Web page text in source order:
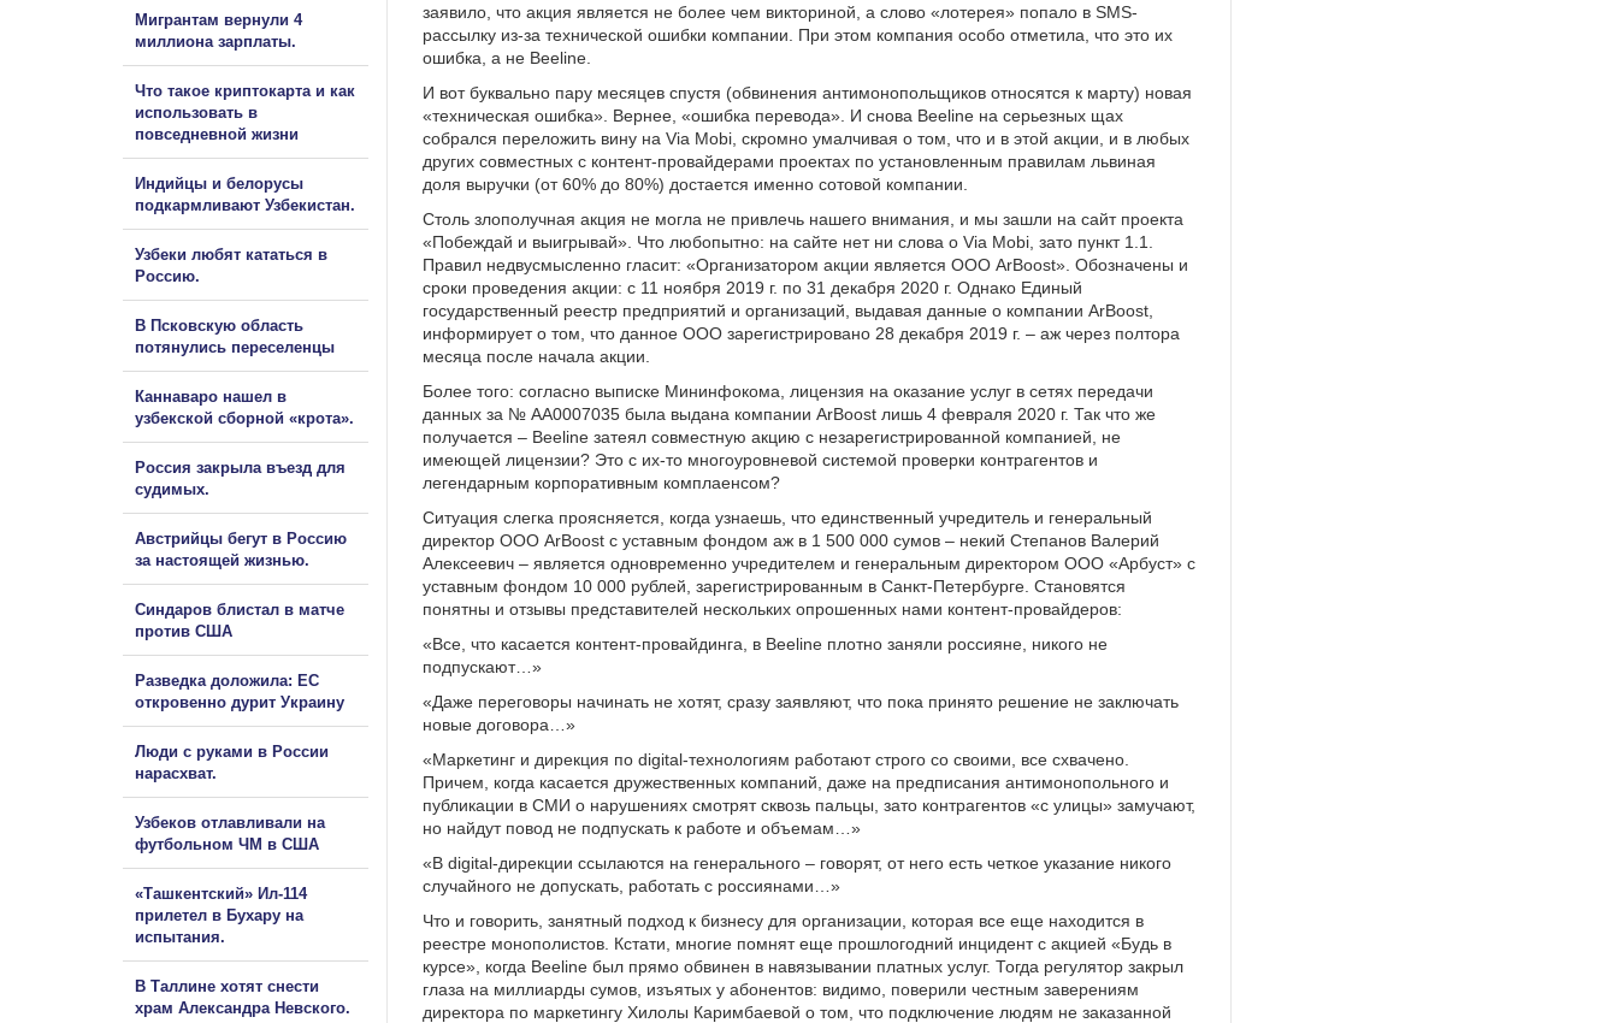
заявило, что акция является не более чем викториной, а слово «лотерея» попало в SMS-
рассылку из-за технической ошибки компании. При этом компания особо отметила, что это их
ошибка, а не Beeline.
И вот буквально пару месяцев спустя (обвинения антимонопольщиков относятся к марту) новая
«техническая ошибка». Вернее, «ошибка перевода». И снова Beeline на серьезных щах
собрался переложить вину на Via Mobi, скромно умалчивая о том, что и в этой акции, и в любых
других совместных с контент-провайдерами проектах по установленным правилам львиная
доля выручки (от 60% до 80%) достается именно сотовой компании.
Столь злополучная акция не могла не привлечь нашего внимания, и мы зашли на сайт проекта
«Побеждай и выигрывай». Что любопытно: на сайте нет ни слова о Via Mobi, зато пункт 1.1.
Правил недвусмысленно гласит: «Организатором акции является ООО ArBoost». Обозначены и
сроки проведения акции: с 11 ноября 2019 г. по 31 декабря 2020 г. Однако Единый
государственный реестр предприятий и организаций, выдавая данные о компании ArBoost,
информирует о том, что данное ООО зарегистрировано 28 декабря 2019 г. – аж через полтора
месяца после начала акции.
Более того: согласно выписке Мининфокома, лицензия на оказание услуг в сетях передачи
данных за № AA0007035 была выдана компании ArBoost лишь 4 февраля 2020 г. Так что же
получается – Beeline затеял совместную акцию с незарегистрированной компанией, не
имеющей лицензии? Это с их-то многоуровневой системой проверки контрагентов и
легендарным корпоративным комплаенсом?
Ситуация слегка проясняется, когда узнаешь, что единственный учредитель и генеральный
директор ООО ArBoost с уставным фондом аж в 1 500 000 сумов – некий Степанов Валерий
Алексеевич – является одновременно учредителем и генеральным директором ООО «Арбуст» с
уставным фондом 10 000 рублей, зарегистрированным в Санкт-Петербурге. Становятся
понятны и отзывы представителей нескольких опрошенных нами контент-провайдеров:
«Все, что касается контент-провайдинга, в Beeline плотно заняли россияне, никого не
подпускают…»
«Даже переговоры начинать не хотят, сразу заявляют, что пока принято решение не заключать
новые договора…»
«Маркетинг и дирекция по digital-технологиям работают строго со своими, все схвачено.
Причем, когда касается дружественных компаний, даже на предписания антимонопольного и
публикации в СМИ о нарушениях смотрят сквозь пальцы, зато контрагентов «с улицы» замучают,
но найдут повод не подпускать к работе и объемам…»
«В digital-дирекции ссылаются на генерального – говорят, от него есть четкое указание никого
случайного не допускать, работать с россиянами…»
Что и говорить, занятный подход к бизнесу для организации, которая все еще находится в
реестре монополистов. Кстати, многие помнят еще прошлогодний инцидент с акцией «Будь в
курсе», когда Beeline был прямо обвинен в навязывании платных услуг. Тогда регулятор закрыл
глаза на миллиарды сумов, изъятых у абонентов: видимо, поверили честным заверениям
директора по маркетингу Хилолы Каримбаевой о том, что подключение людям не заказанной
Мигрантам вернули 4
миллиона зарплаты.
Что такое криптокарта и как
использовать в
повседневной жизни
Индийцы и белорусы
подкармливают Узбекистан.
Узбеки любят кататься в
Россию.
В Псковскую область
потянулись переселенцы
Каннаваро нашел в
узбекской сборной «крота».
Россия закрыла въезд для
судимых.
Австрийцы бегут в Россию
за настоящей жизнью.
Синдаров блистал в матче
против США
Разведка доложила: ЕС
откровенно дурит Украину
Люди с руками в России
нарасхват.
Узбеков отлавливали на
футбольном ЧМ в США
«Ташкентский» Ил-114
прилетел в Бухару на
испытания.
В Таллине хотят снести
храм Александра Невского.